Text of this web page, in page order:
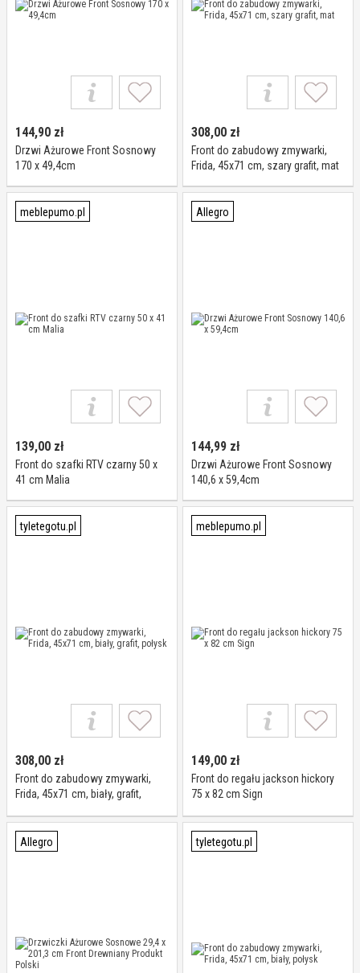
144,90 zł
Drzwi Ażurowe Front Sosnowy
170 x 49,4cm
308,00 zł
Front do zabudowy zmywarki,
Frida, 45x71 cm, szary grafit, mat
meblepumo.pl
139,00 zł
Front do szafki RTV czarny 50 x
41 cm Malia
Allegro
144,99 zł
Drzwi Ażurowe Front Sosnowy
140,6 x 59,4cm
tyletegotu.pl
308,00 zł
Front do zabudowy zmywarki,
Frida, 45x71 cm, biały, grafit,
meblepumo.pl
149,00 zł
Front do regału jackson hickory
75 x 82 cm Sign
Allegro tyletegotu.pl